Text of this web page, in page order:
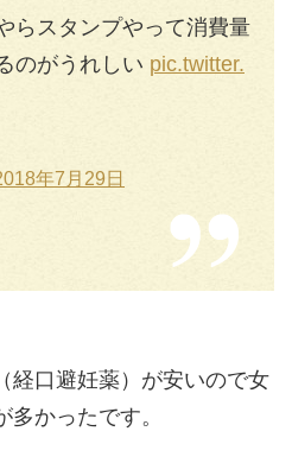
らスタンプやって消費量
のがうれしい pic.twitter.
年7月29日
経口避妊薬）が安いので女
かったです。